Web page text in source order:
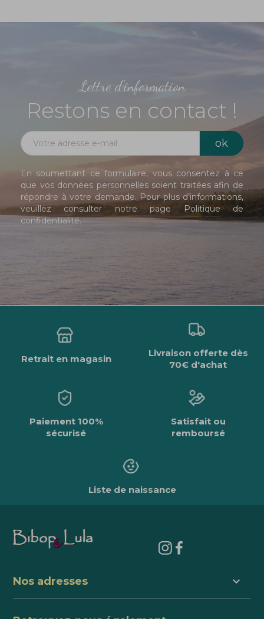
Lettre d'information
Restons en contact !
En soumettant ce formulaire, vous consentez à ce
que vos données personnelles soient traitées afin de
répondre à votre demande. Pour plus d’informations,
veuillez consulter notre page Politique de
confidentialité.
Retrait en magasin
Livraison offerte dès
70€ d'achat
Paiement 100%
sécurisé
Satisfait ou
remboursé
Liste de naissance
Nos adresses keyboard_arrow_down